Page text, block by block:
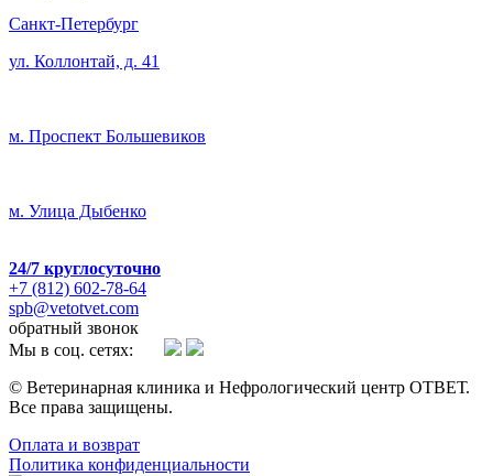
Санкт-Петербург
ул. Коллонтай, д. 41
м. Проспект Большевиков
м. Улица Дыбенко
24/7 круглосуточно
+7 (812) 602-78-64
spb@vetotvet.com
обратный звонок
Мы в соц. сетях:
© Ветеринарная клиника и Нефрологический центр ОТВЕТ.
Все права защищены.
Oплата и возврат
Политика конфиденциальности